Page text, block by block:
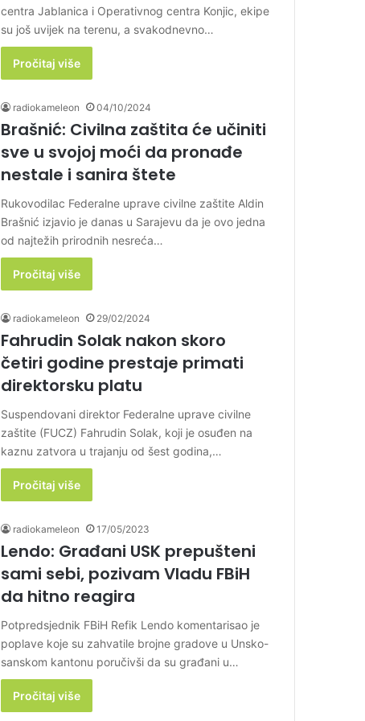
centra Jablanica i Operativnog centra Konjic, ekipe
su još uvijek na terenu, a svakodnevno…
Pročitaj više
radiokameleon 04/10/2024
Brašnić: Civilna zaštita će učiniti
sve u svojoj moći da pronađe
nestale i sanira štete
Rukovodilac Federalne uprave civilne zaštite Aldin
Brašnić izjavio je danas u Sarajevu da je ovo jedna
od najtežih prirodnih nesreća…
Pročitaj više
radiokameleon 29/02/2024
Fahrudin Solak nakon skoro
četiri godine prestaje primati
direktorsku platu
Suspendovani direktor Federalne uprave civilne
zaštite (FUCZ) Fahrudin Solak, koji je osuđen na
kaznu zatvora u trajanju od šest godina,…
Pročitaj više
radiokameleon 17/05/2023
Lendo: Građani USK prepušteni
sami sebi, pozivam Vladu FBiH
da hitno reagira
Potpredsjednik FBiH Refik Lendo komentarisao je
poplave koje su zahvatile brojne gradove u Unsko-
sanskom kantonu poručivši da su građani u…
Pročitaj više